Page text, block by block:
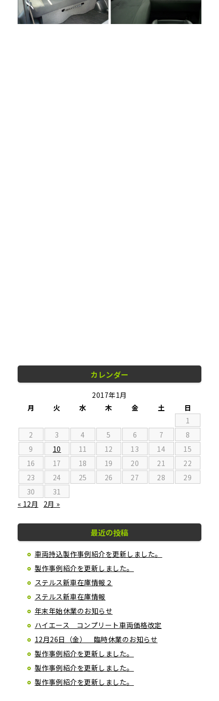
カレンダー
2017年1月
月
火 水 木 金 土
日
1
2
3 4 5 6 7
8
9
10 11 12 13 14
15
16
17 18 19 20 21
22
23
24 25 26 27 28
29
30
31
« 12月
2月 »
最近の投稿
車両持込製作事例紹介を更新しました。
製作事例紹介を更新しました。
ステルス新車在庫情報２
ステルス新車在庫情報
年末年始休業のお知らせ
ハイエース コンプリート車両価格改定
12月26日（金） 臨時休業のお知らせ
製作事例紹介を更新しました。
製作事例紹介を更新しました。
製作事例紹介を更新しました。